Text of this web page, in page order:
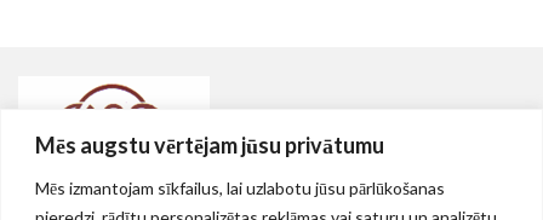
Mēs augstu vērtējam jūsu privātumu
Mēs izmantojam sīkfailus, lai uzlabotu jūsu pārlūkošanas
Nekustamie īpašumi Rīgā, AS VEF teritorijā